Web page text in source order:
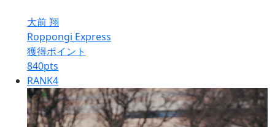
大前 翔
Roppongi Express
獲得ポイント
840pts
RANK4